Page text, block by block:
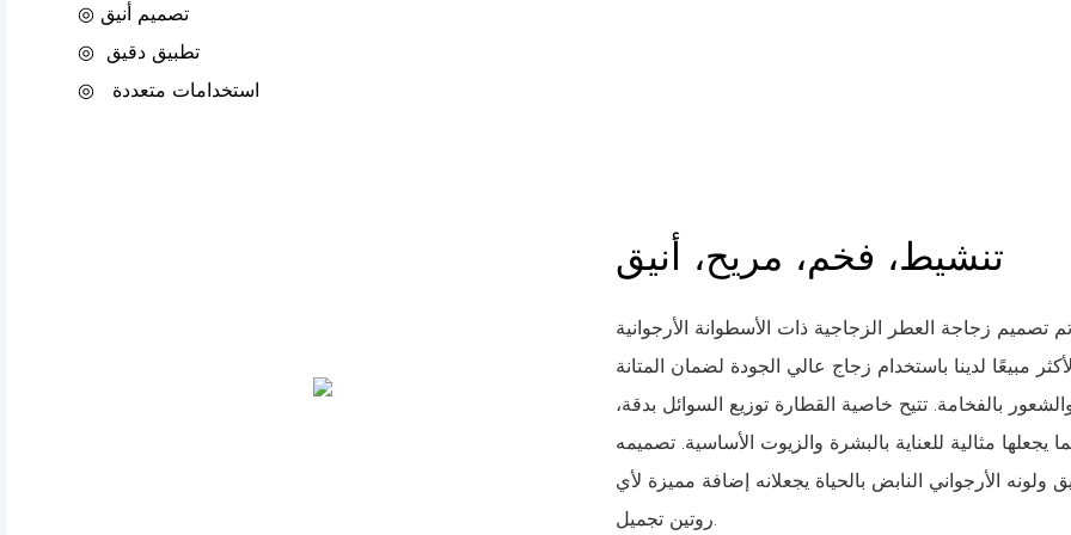
◎
تطبيق دقيق
◎
استخدامات متعددة
تنشيط، فخم، مريح، أنيق
تم تصميم زجاجة العطر الزجاجية ذات الأسطوانة الأرجوانية
مبيعًا لدينا باستخدام زجاج عالي الجودة لضمان المتانة
بالفخامة. تتيح خاصية القطارة توزيع السوائل بدقة،
يجعلها مثالية للعناية بالبشرة والزيوت الأساسية. تصميمه
ولونه الأرجواني النابض بالحياة يجعلانه إضافة مميزة لأي